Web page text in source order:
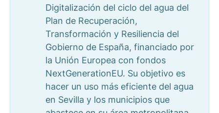
Digitalización del ciclo del agua del
Plan de Recuperación,
Transformación y Resiliencia del
Gobierno de España, financiado por
la Unión Europea con fondos
NextGenerationEU. Su objetivo es
hacer un uso más eficiente del agua
en Sevilla y los municipios que